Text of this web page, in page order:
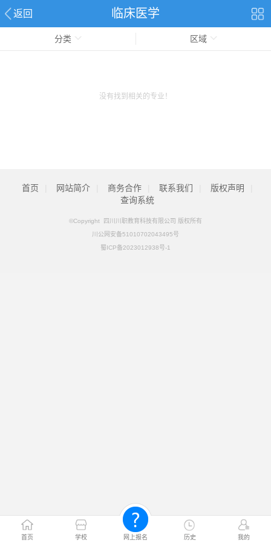
返回 临床医学
首页 学校 网上报名 历史 我的
分类 区域
没有找到相关的专业！
首页 网站简介 商务合作 联系我们 版权声明
查询系统
©Copyright 四川川职教育科技有限公司 版权所有
川公网安备51010702043495号
蜀ICP备2023012938号-1